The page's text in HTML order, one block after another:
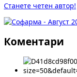
Станете четен автор!
Коментари